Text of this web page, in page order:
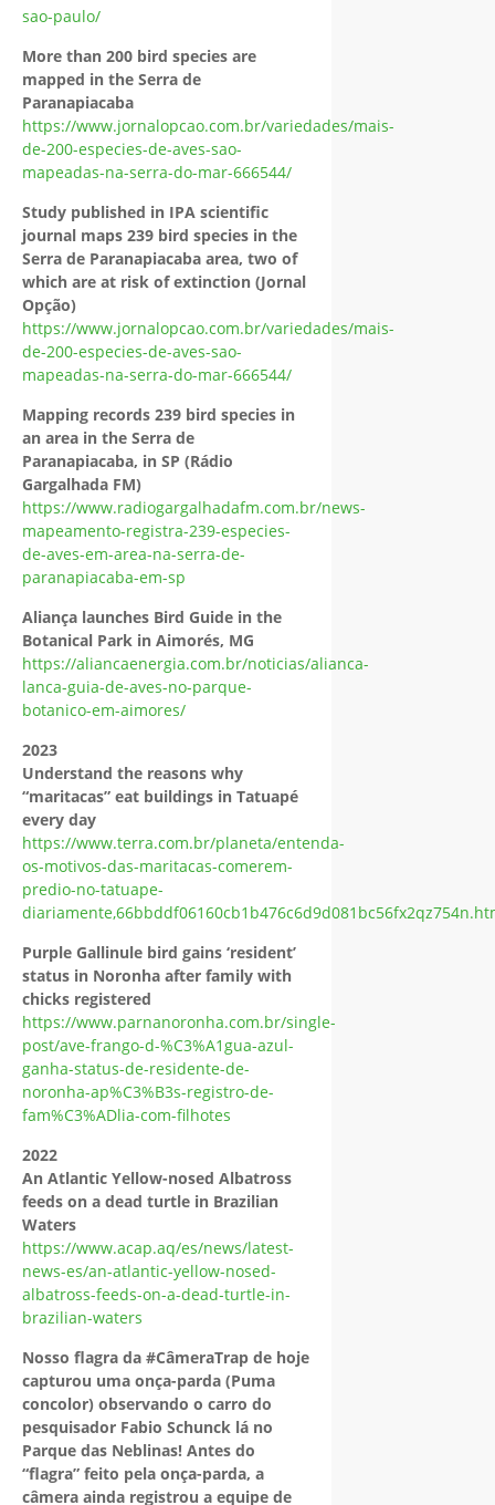
sao-paulo/
More than 200 bird species are
mapped in the Serra de
Paranapiacaba
https://www.jornalopcao.com.br/variedades/mais-
de-200-especies-de-aves-sao-
mapeadas-na-serra-do-mar-666544/
Study published in IPA scientific
journal maps 239 bird species in the
Serra de Paranapiacaba area, two of
which are at risk of extinction (Jornal
Opção)
https://www.jornalopcao.com.br/variedades/mais-
de-200-especies-de-aves-sao-
mapeadas-na-serra-do-mar-666544/
Mapping records 239 bird species in
an area in the Serra de
Paranapiacaba, in SP (Rádio
Gargalhada FM)
https://www.radiogargalhadafm.com.br/news-
mapeamento-registra-239-especies-
de-aves-em-area-na-serra-de-
paranapiacaba-em-sp
Aliança launches Bird Guide in the
Botanical Park in Aimorés, MG
https://aliancaenergia.com.br/noticias/alianca-
lanca-guia-de-aves-no-parque-
botanico-em-aimores/
2023
Understand the reasons why
“maritacas” eat buildings in Tatuapé
every day
https://www.terra.com.br/planeta/entenda-
os-motivos-das-maritacas-comerem-
predio-no-tatuape-
Purple Gallinule bird gains ‘resident’
status in Noronha after family with
chicks registered
https://www.parnanoronha.com.br/single-
post/ave-frango-d-%C3%A1gua-azul-
ganha-status-de-residente-de-
noronha-ap%C3%B3s-registro-de-
fam%C3%ADlia-com-filhotes
2022
An Atlantic Yellow-nosed Albatross
feeds on a dead turtle in Brazilian
Waters
https://www.acap.aq/es/news/latest-
news-es/an-atlantic-yellow-nosed-
albatross-feeds-on-a-dead-turtle-in-
brazilian-waters
Nosso flagra da #CâmeraTrap de hoje
capturou uma onça-parda (Puma
concolor) observando o carro do
pesquisador Fabio Schunck lá no
Parque das Neblinas! Antes do
“flagra” feito pela onça-parda, a
câmera ainda registrou a equipe de